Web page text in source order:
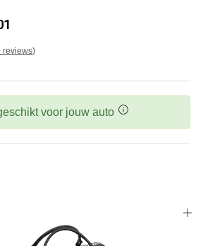
reviews)
voor jouw auto